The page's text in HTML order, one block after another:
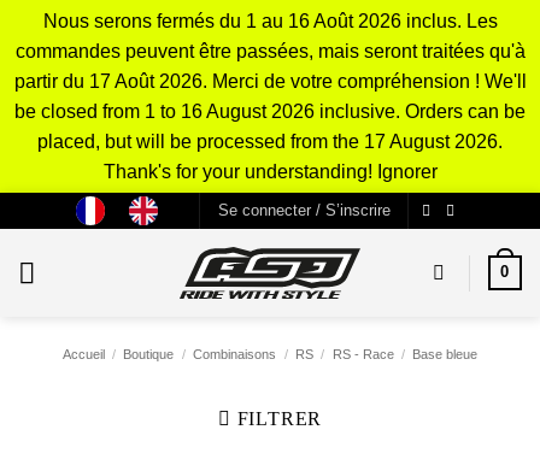
Nous serons fermés du 1 au 16 Août 2026 inclus. Les
commandes peuvent être passées, mais seront traitées qu'à
partir du 17 Août 2026. Merci de votre compréhension ! We'll
be closed from 1 to 16 August 2026 inclusive. Orders can be
placed, but will be processed from the 17 August 2026.
Thank's for your understanding! Ignorer
contenu
Se connecter / S’inscrire
0
Accueil / Boutique / Combinaisons / RS / RS - Race / Base bleue
FILTRER